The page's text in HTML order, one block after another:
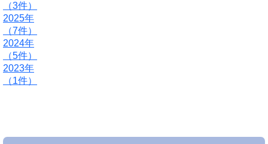
（3件）
2025年
（7件）
2024年
（5件）
2023年
（1件）